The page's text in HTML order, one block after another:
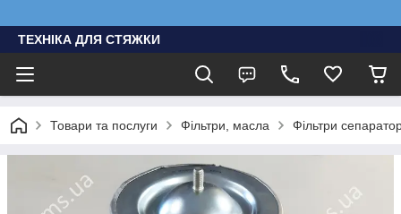
ТЕХНІКА ДЛЯ СТЯЖКИ
Товари та послуги Фільтри, масла Фільтри